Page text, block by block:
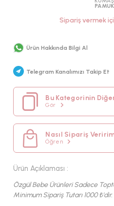
YAŞ
Sipariş vermek
Ürün Hakkında Bilgi Al
Telegram Kanalımızı Takip Et
Bu Kategorinin
Gör
Nasıl Sipariş
Öğren
Ürün Açıklaması :
Özgül Bebe Ürünleri Sadece
Minimum Sipariş Tutarı 1000 ₺'dir.